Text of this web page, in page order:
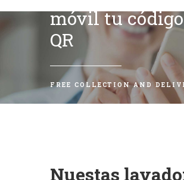
móvil tu código
QR
FREE COLLECTION AND
Nuestas